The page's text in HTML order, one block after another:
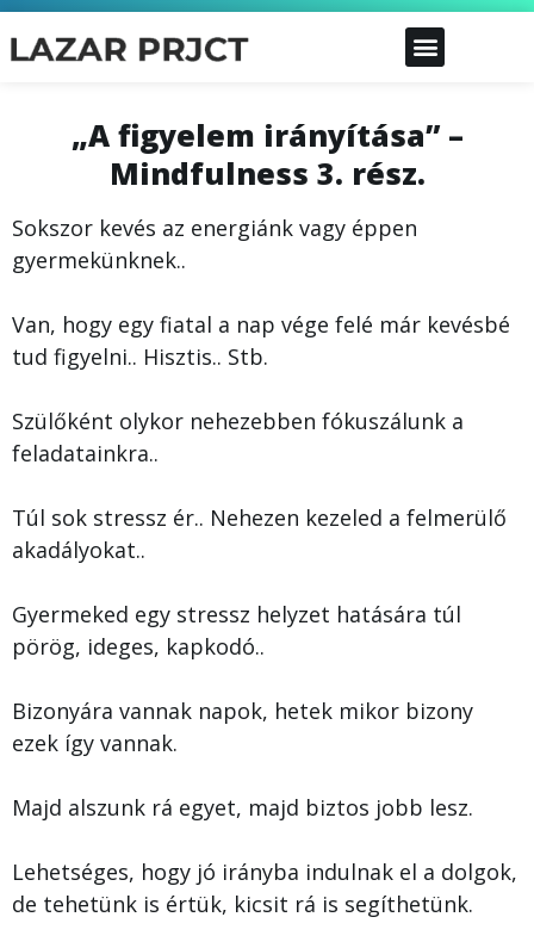
„A figyelem irányítása” –
Mindfulness 3. rész.
Sokszor kevés az energiánk vagy éppen
gyermekünknek..
Van, hogy egy fiatal a nap vége felé már kevésbé
tud figyelni.. Hisztis.. Stb.
Szülőként olykor nehezebben fókuszálunk a
feladatainkra..
Túl sok stressz ér.. Nehezen kezeled a felmerülő
akadályokat..
Gyermeked egy stressz helyzet hatására túl
pörög, ideges, kapkodó..
Bizonyára vannak napok, hetek mikor bizony
ezek így vannak.
Majd alszunk rá egyet, majd biztos jobb lesz.
Lehetséges, hogy jó irányba indulnak el a dolgok,
de tehetünk is értük, kicsit rá is segíthetünk.